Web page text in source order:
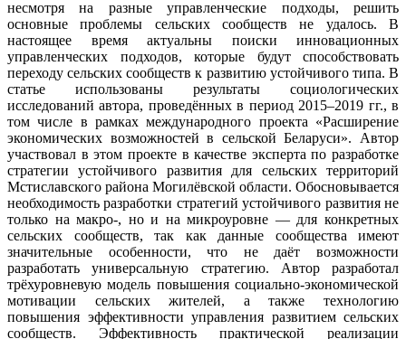
несмотря на разные управленческие подходы, решить
основные проблемы сельских сообществ не удалось. В
настоящее время актуальны поиски инновационных
управленческих подходов, которые будут способствовать
переходу сельских сообществ к развитию устойчивого типа. В
статье использованы результаты социологических
исследований автора, проведённых в период 2015–2019 гг., в
том числе в рамках международного проекта «Расширение
экономических возможностей в сельской Беларуси». Автор
участвовал в этом проекте в качестве эксперта по разработке
стратегии устойчивого развития для сельских территорий
Мстиславского района Могилёвской области. Обосновывается
необходимость разработки стратегий устойчивого развития не
только на макро-, но и на микроуровне — для конкретных
сельских сообществ, так как данные сообщества имеют
значительные особенности, что не даёт возможности
разработать универсальную стратегию. Автор разработал
трёхуровневую модель повышения социально-экономической
мотивации сельских жителей, а также технологию
повышения эффективности управления развитием сельских
сообществ. Эффективность практической реализации